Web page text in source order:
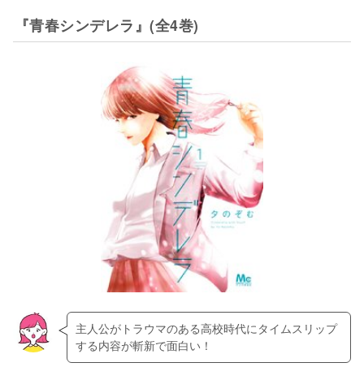
『青春シンデレラ』(全4巻)
主人公がトラウマのある高校時代にタイムスリップ
する内容が斬新で面白い！